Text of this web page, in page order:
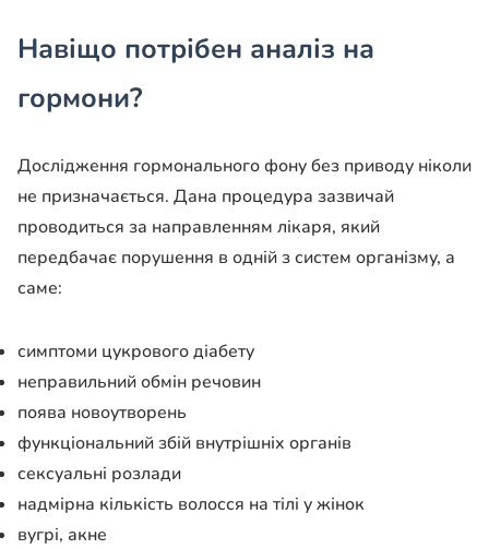
Навіщо потрібен аналіз на
гормони?
Дослідження гормонального фону без приводу ніколи
не призначається. Дана процедура зазвичай
проводиться за направленням лікаря, який
передбачає порушення в одній з систем організму, а
саме:
симптоми цукрового діабету
неправильний обмін речовин
поява новоутворень
функціональний збій внутрішніх органів
сексуальні розлади
надмірна кількість волосся на тілі у жінок
вугрі, акне